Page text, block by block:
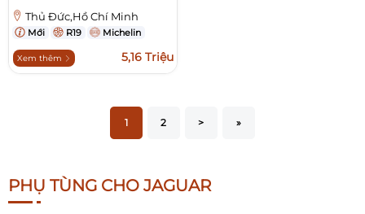
Thủ Đức,Hồ Chí Minh
Mới R19 Michelin
Xem thêm 5,16 Triệu
1 2 > »
PHỤ TÙNG CHO JAGUAR